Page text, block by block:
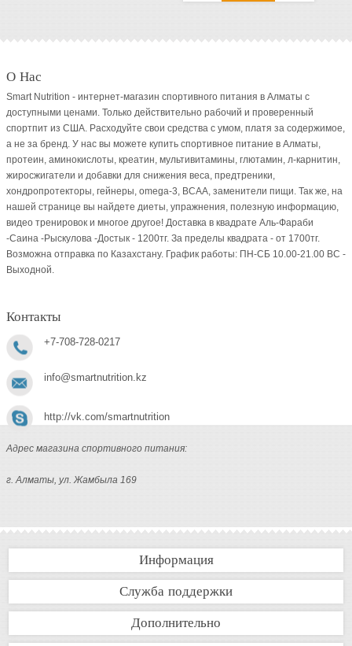
О Нас
Smart Nutrition - интернет-магазин спортивного питания в Алматы с
доступными ценами. Только действительно рабочий и проверенный
спортпит из США. Расходуйте свои средства с умом, платя за содержимое,
а не за бренд. У нас вы можете купить спортивное питание в Алматы,
протеин, аминокислоты, креатин, мультивитамины, глютамин, л-карнитин,
жиросжигатели и добавки для снижения веса, предтреники,
хондропротекторы, гейнеры, omega-3, BCAA, заменители пищи. Так же, на
нашей странице вы найдете диеты, упражнения, полезную информацию,
видео тренировок и многое другое! Доставка в квадрате Аль-Фараби
-Саина -Рыскулова -Достык - 1200тг. За пределы квадрата - от 1700тг.
Возможна отправка по Казахстану. График работы: ПН-СБ 10.00-21.00 ВC -
Выходной.
Контакты
+7-708-728-0217
info@smartnutrition.kz
http://vk.com/smartnutrition
Адрес магазина спортивного питания:
г. Алматы, ул. Жамбыла 169
Информация
Служба поддержки
Дополнительно